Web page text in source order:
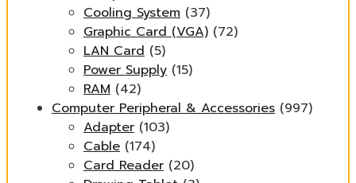
Cooling System (37)
Graphic Card (VGA) (72)
LAN Card (5)
Power Supply (15)
RAM (42)
Computer Peripheral & Accessories (997)
Adapter (103)
Cable (174)
Card Reader (20)